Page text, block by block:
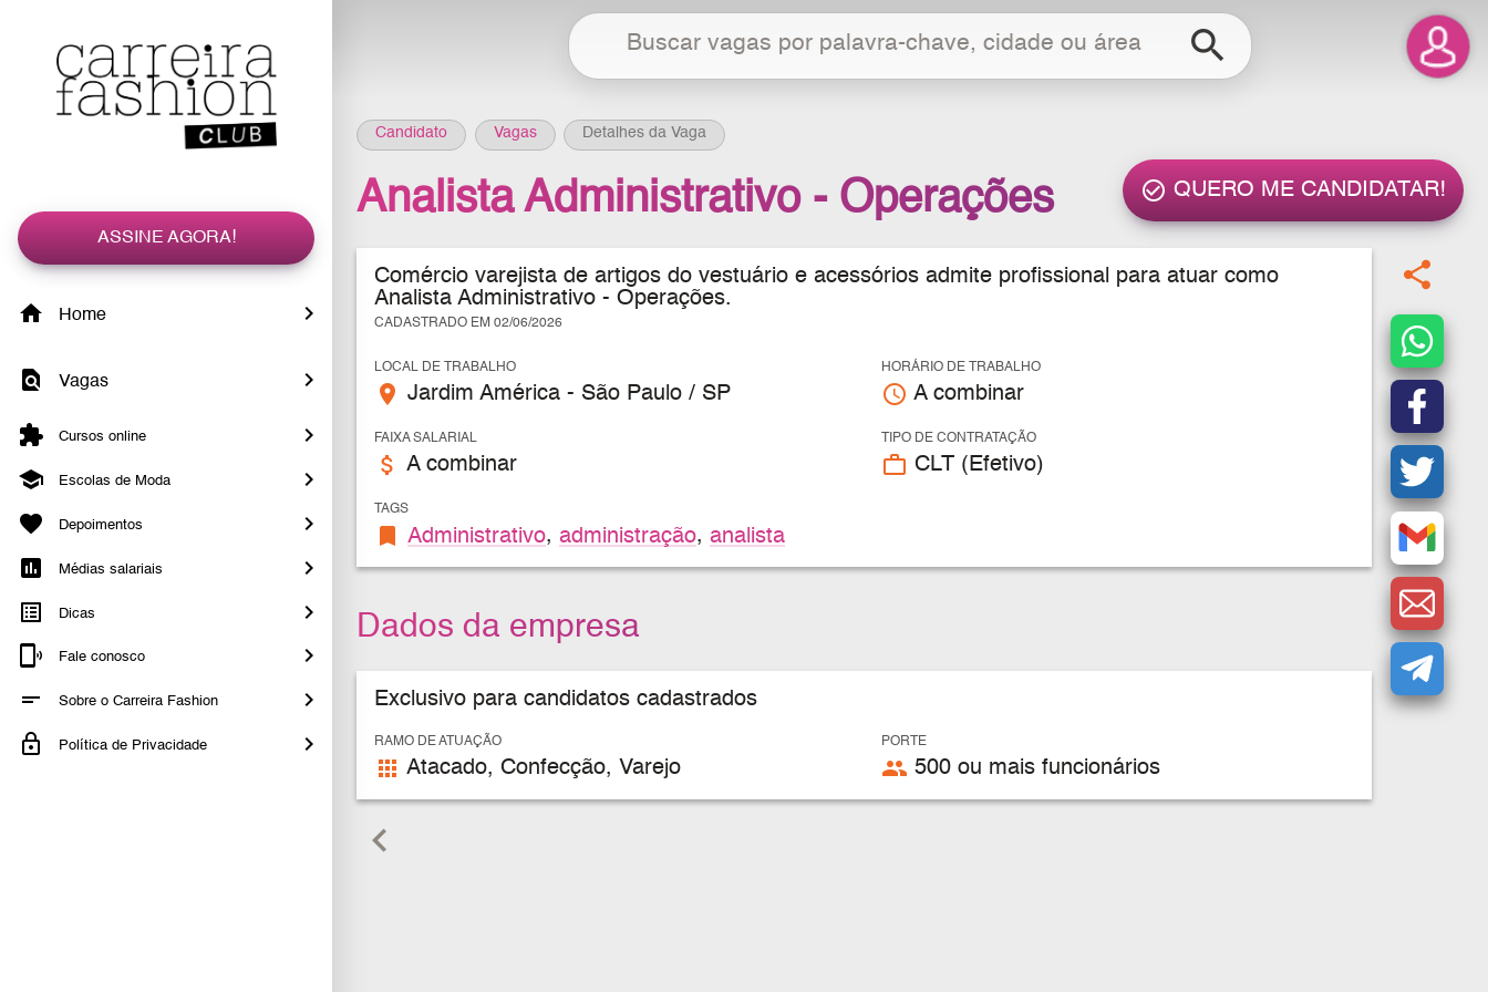
ASSINE AGORA!
Home
Vagas
Cursos online
Escolas de Moda
Depoimentos
Médias salariais
Dicas
Fale conosco
Sobre o Carreira Fashion
Política de Privacidade
search
Candidato Vagas Detalhes da Vaga
check_circle_outline QUERO ME CANDIDATAR!
Analista Administrativo - Operações
Comércio varejista de artigos do vestuário e acessórios admite profissional para atuar como
Analista Administrativo - Operações.
CADASTRADO EM 02/06/2026
LOCAL DE TRABALHO
place Jardim América - São Paulo / SP
HORÁRIO DE TRABALHO
access_time A combinar
FAIXA SALARIAL
attach_money A combinar
TIPO DE CONTRATAÇÃO
work_outline CLT (Efetivo)
TAGS
bookmark Administrativo, administração, analista
Dados da empresa
Exclusivo para candidatos cadastrados
RAMO DE ATUAÇÃO
apps Atacado, Confecção, Varejo
PORTE
people 500 ou mais funcionários
keyboard_arrow_left
share